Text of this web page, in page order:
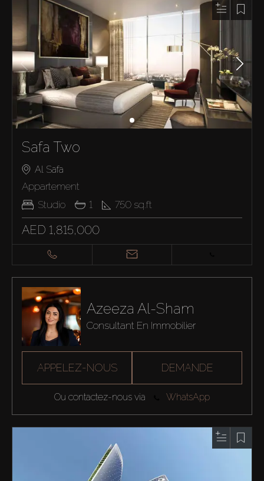
Safa Two
Al Safa
Appartement
Studio
1 750 sq.ft
AED 1,815,000
Azeeza Al-Sham
Consultant En Immobilier
APPELEZ-NOUS DEMANDE
Ou contactez-nous via WhatsApp